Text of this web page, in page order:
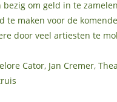
om geld in te
te maken voor de
door veel artiesten te
Cator, Jan Cremer,